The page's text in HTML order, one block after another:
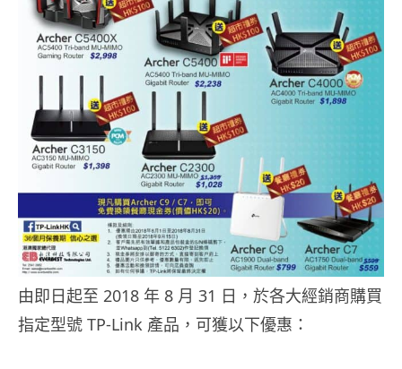
由即日起至 2018 年 8 月 31 日，於各大經銷商購買
指定型號 TP-Link 產品，可獲以下優惠：